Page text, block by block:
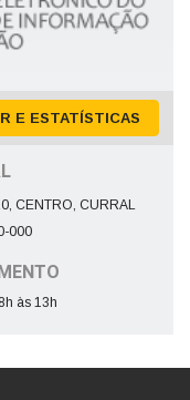
E ESTATÍSTICAS
CENTRO, CURRAL
000
às 13h